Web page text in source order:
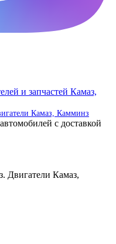
Камаз, Камминз
с доставкой
Двигатели Камаз,